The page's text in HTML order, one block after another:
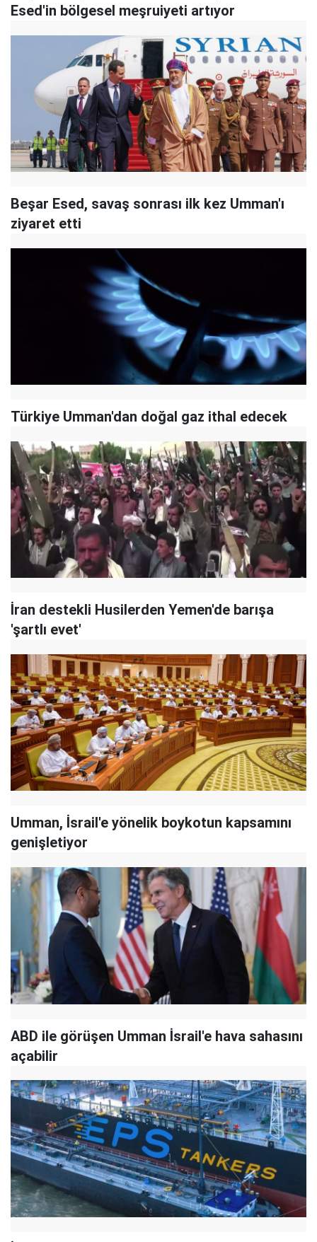
Esed'in bölgesel meşruiyeti artıyor
Beşar Esed, savaş sonrası ilk kez Umman'ı
ziyaret etti
Türkiye Umman'dan doğal gaz ithal edecek
İran destekli Husilerden Yemen'de barışa
'şartlı evet'
Umman, İsrail'e yönelik boykotun kapsamını
genişletiyor
ABD ile görüşen Umman İsrail'e hava sahasını
açabilir